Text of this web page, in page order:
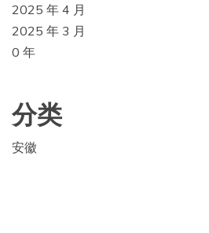
2025 年 4 月
2025 年 3 月
0 年
分类
安徽